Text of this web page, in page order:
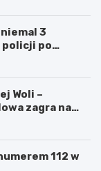
3
policji po
Woli –
zagra na
112 w